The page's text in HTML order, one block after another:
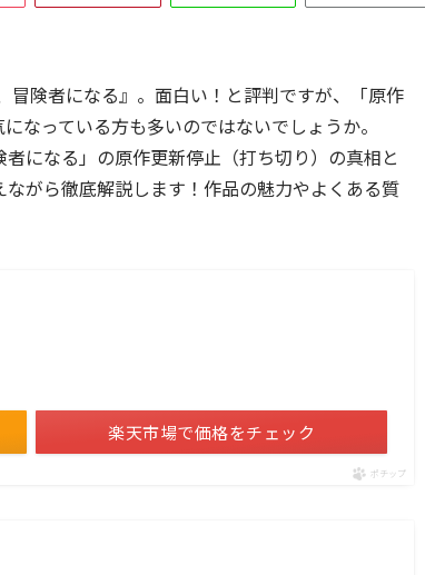
冒険者になる』。面白い！と評判ですが、「原作
なっている方も多いのではないでしょうか。
になる」の原作更新停止（打ち切り）の真相と
がら徹底解説します！作品の魅力やよくある質
楽天市場で価格をチェック
ポチップ